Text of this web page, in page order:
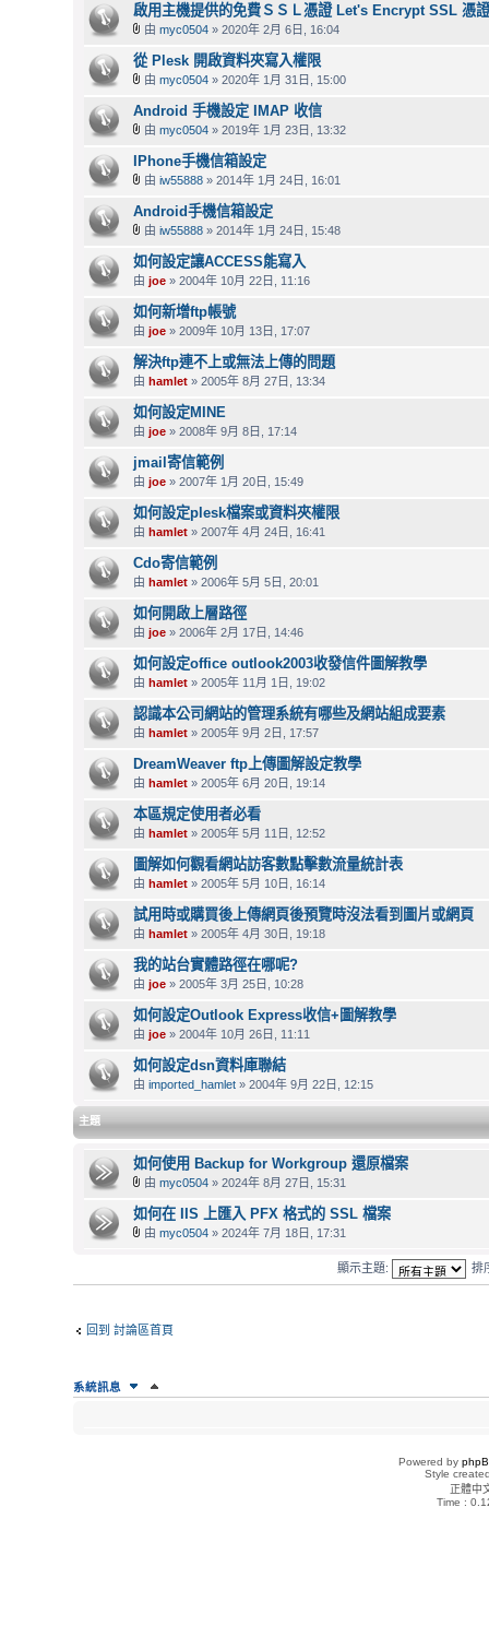
啟用主機提供的免費ＳＳＬ憑證 Let's Encrypt SSL 憑證
由 myc0504 » 2020年 2月 6日, 16:04
從 Plesk 開啟資料夾寫入權限
由 myc0504 » 2020年 1月 31日, 15:00
Android 手機設定 IMAP 收信
由 myc0504 » 2019年 1月 23日, 13:32
IPhone手機信箱設定
由 iw55888 » 2014年 1月 24日, 16:01
Android手機信箱設定
由 iw55888 » 2014年 1月 24日, 15:48
如何設定讓ACCESS能寫入
由 joe » 2004年 10月 22日, 11:16
如何新增ftp帳號
由 joe » 2009年 10月 13日, 17:07
解決ftp連不上或無法上傳的問題
由 hamlet » 2005年 8月 27日, 13:34
如何設定MINE
由 joe » 2008年 9月 8日, 17:14
jmail寄信範例
由 joe » 2007年 1月 20日, 15:49
如何設定plesk檔案或資料夾權限
由 hamlet » 2007年 4月 24日, 16:41
Cdo寄信範例
由 hamlet » 2006年 5月 5日, 20:01
如何開啟上層路徑
由 joe » 2006年 2月 17日, 14:46
如何設定office outlook2003收發信件圖解教學
由 hamlet » 2005年 11月 1日, 19:02
認識本公司網站的管理系統有哪些及網站組成要素
由 hamlet » 2005年 9月 2日, 17:57
DreamWeaver ftp上傳圖解設定教學
由 hamlet » 2005年 6月 20日, 19:14
本區規定使用者必看
由 hamlet » 2005年 5月 11日, 12:52
圖解如何觀看網站訪客數點擊數流量統計表
由 hamlet » 2005年 5月 10日, 16:14
試用時或購買後上傳網頁後預覽時沒法看到圖片或網頁
由 hamlet » 2005年 4月 30日, 19:18
我的站台實體路徑在哪呢?
由 joe » 2005年 3月 25日, 10:28
如何設定Outlook Express收信+圖解教學
由 joe » 2004年 10月 26日, 11:11
如何設定dsn資料庫聯結
由 imported_hamlet » 2004年 9月 22日, 12:15
主題
如何使用 Backup for Workgroup 還原檔案
由 myc0504 » 2024年 8月 27日, 15:31
如何在 IIS 上匯入 PFX 格式的 SSL 檔案
由 myc0504 » 2024年 7月 18日, 17:31
顯示主題: 排
回到 討論區首頁
系統訊息
Powered by
Style
正體中
Time :